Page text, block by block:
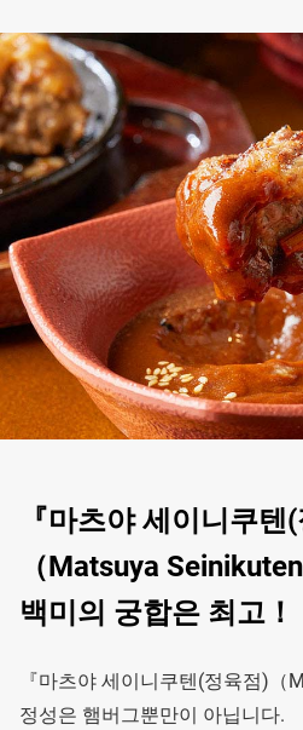
『마츠야 세이니쿠텐
（Matsuya
백미의 궁합은 최고！
『마츠야 세이니쿠텐(정육점)（
정성은 햄버그뿐만이 아닙니다.